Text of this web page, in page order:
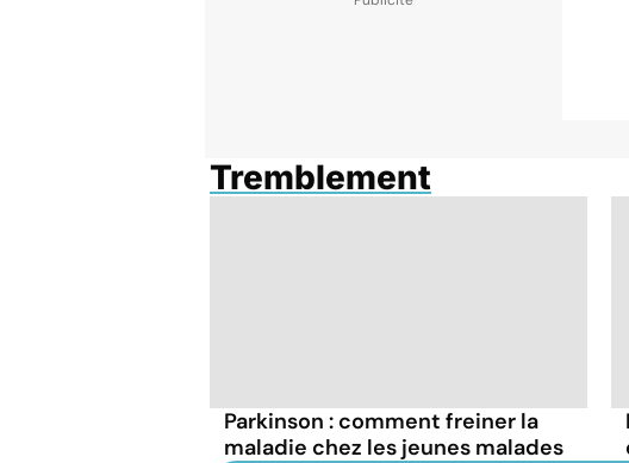
Tremblement
Parkinson : comment freiner la
maladie chez les jeunes malades